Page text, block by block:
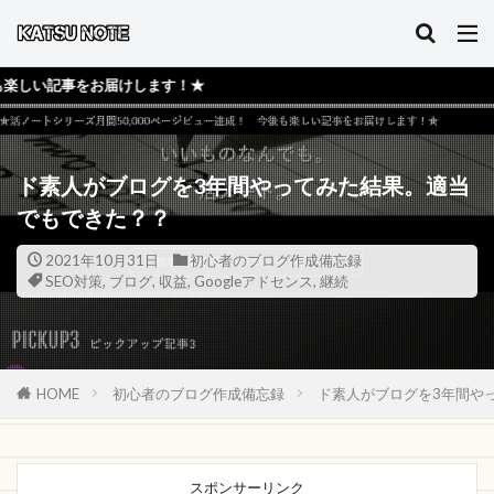
します！★
ド素人がブログを3年間やってみた結果。適当
でもできた？？
2021年10月31日
初心者のブログ作成備忘録
SEO対策, ブログ, 収益, Googleアドセンス, 継続
HOME 初心者のブログ作成備忘録 ド素人がブログを3年間や
スポンサーリンク